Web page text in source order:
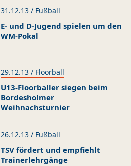
31.12.13 / Fußball
E- und D-Jugend spielen um den
WM-Pokal
29.12.13 / Floorball
U13-Floorballer siegen beim
Bordesholmer
Weihnachsturnier
26.12.13 / Fußball
TSV fördert und empfiehlt
Trainerlehrgänge